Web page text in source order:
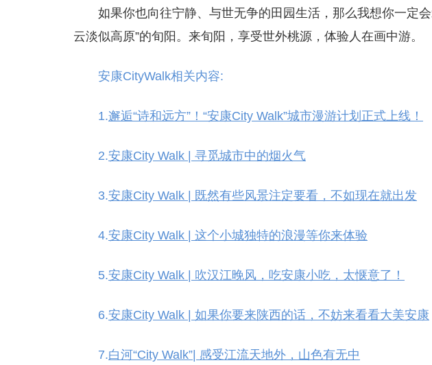
如果你也向往宁静、与世无争的田园生活，那么我想你一定
云淡似高原”的旬阳。来旬阳，享受世外桃源，体验人在画中游。
安康CityWalk相关内容:
1.邂逅“诗和远方”！“安康City Walk”城市漫游计划正式上线！
2.安康City Walk | 寻觅城市中的烟火气
3.安康City Walk | 既然有些风景注定要看，不如现在就出发
4.安康City Walk | 这个小城独特的浪漫等你来体验
5.安康City Walk | 吹汉江晚风，吃安康小吃，太惬意了！
6.安康City Walk | 如果你要来陕西的话，不妨来看看大美安康
7.白河“City Walk”| 感受江流天地外，山色有无中